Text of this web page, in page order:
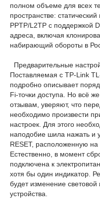
полном объеме для всех
пространстве:
PPTP/L2TP с поддержкой
адреса, включая
набирающий обороты в
Предварительные
Поставляемая с TP-Link
подробно описывает
Fi-точки доступа. Но всё
отзывам, уверяют, что
необходимо произвести
настроек. Для этого
наподобие шила нажать и
RESET, расположенную на
Естественно, в момент
подключена к
хотя бы один индикатор.
будет изменение
устройства.